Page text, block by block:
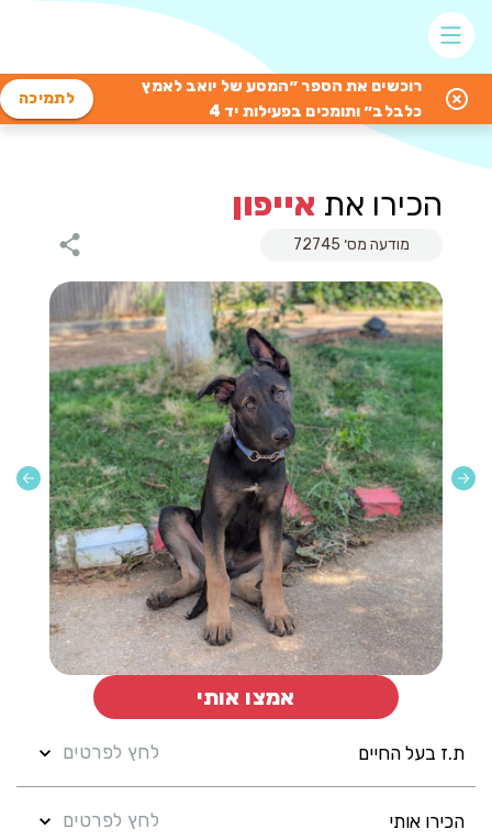
רוכשים את הספר ״המסע של יואב לאמץ
כלבלב״ ותומכים בפעילות יד 4
לתמיכה
הכירו את אייפון
מודעה מס׳ 72745
ת.ז בעל החיים לחץ לפרטים
הכירו אותי לחץ לפרטים
אמצו אותי